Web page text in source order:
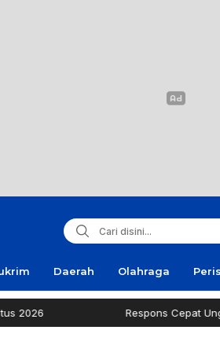
Daerah Olahraga
Respons Cepat